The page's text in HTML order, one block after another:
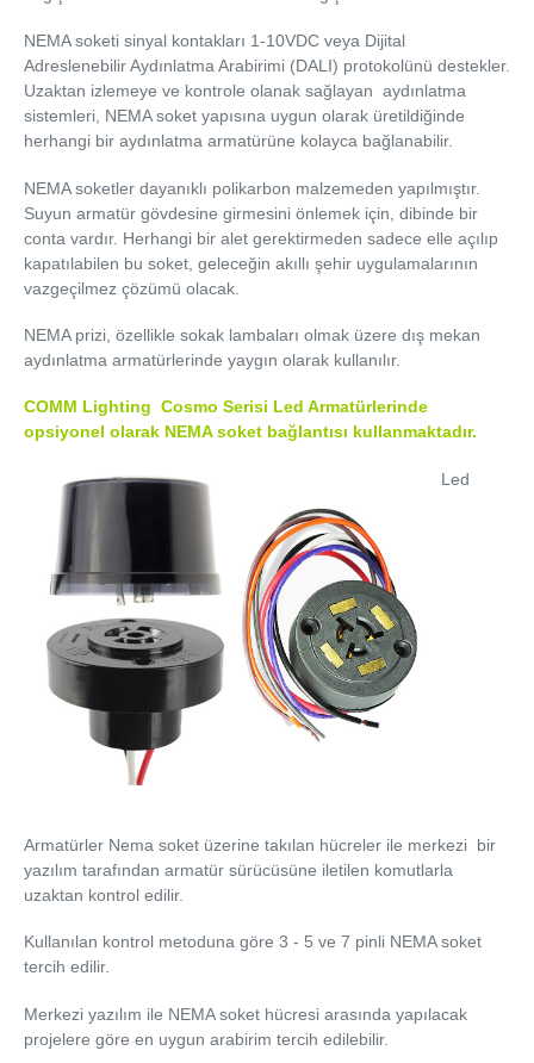
NEMA soketi sinyal kontakları 1-10VDC veya Dijital
Adreslenebilir Aydınlatma Arabirimi (DALI) protokolünü destekler.
Uzaktan izlemeye ve kontrole olanak sağlayan aydınlatma
sistemleri, NEMA soket yapısına uygun olarak üretildiğinde
herhangi bir aydınlatma armatürüne kolayca bağlanabilir.
NEMA soketler dayanıklı polikarbon malzemeden yapılmıştır.
Suyun armatür gövdesine girmesini önlemek için, dibinde bir
conta vardır. Herhangi bir alet gerektirmeden sadece elle açılıp
kapatılabilen bu soket, geleceğin akıllı şehir uygulamalarının
vazgeçilmez çözümü olacak.
NEMA prizi, özellikle sokak lambaları olmak üzere dış mekan
aydınlatma armatürlerinde yaygın olarak kullanılır.
COMM Lighting Cosmo Serisi Led Armatürlerinde
opsiyonel olarak NEMA soket bağlantısı kullanmaktadır.
Led
Armatürler Nema soket üzerine takılan hücreler ile merkezi bir
yazılım tarafından armatür sürücüsüne iletilen komutlarla
uzaktan kontrol edilir.
Kullanılan kontrol metoduna göre 3 - 5 ve 7 pinli NEMA soket
tercih edilir.
Merkezi yazılım ile NEMA soket hücresi arasında yapılacak
projelere göre en uygun arabirim tercih edilebilir.